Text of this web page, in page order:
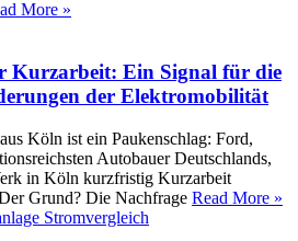
More »
Kurzarbeit: Ein Signal für die
der Elektromobilität
Köln ist ein Paukenschlag: Ford,
Autobauer Deutschlands,
in Köln kurzfristig Kurzarbeit
Grund? Die Nachfrage Read More »